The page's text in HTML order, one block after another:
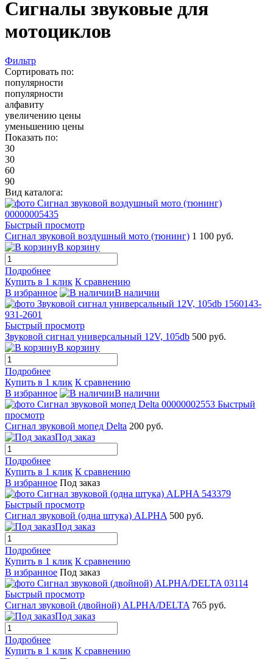
Сигналы звуковые для
мотоциклов
Фильтр
Сортировать по:
популярности
популярности
алфавиту
увеличению цены
уменьшению цены
Показать по:
30
30
60
90
Вид каталога:
Быстрый просмотр
Сигнал звуковой воздушный мото (тюнинг) 1 100 руб.
В корзину
Подробнее
Купить в 1 клик К сравнению
В избранное
В наличии
Быстрый просмотр
Звуковой сигнал универсальный 12V, 105db 500 руб.
В корзину
Подробнее
Купить в 1 клик К сравнению
В избранное
В наличии
Быстрый
просмотр
Сигнал звуковой мопед Delta 200 руб.
Под заказ
Подробнее
Купить в 1 клик К сравнению
В избранное Под заказ
Быстрый просмотр
Сигнал звуковой (одна штука) ALPHA 500 руб.
Под заказ
Подробнее
Купить в 1 клик К сравнению
В избранное Под заказ
Быстрый просмотр
Сигнал звуковой (двойной) ALPHA/DELTA 765 руб.
Под заказ
Подробнее
Купить в 1 клик К сравнению